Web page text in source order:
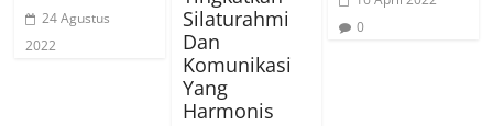
24 Agustus
2022
Silaturahmi
Dan
Komunikasi
Yang
Harmonis
0